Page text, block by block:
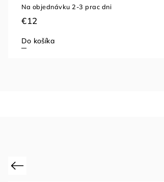
Skladom (8 ks)
€126,65
Do košíka
Previous